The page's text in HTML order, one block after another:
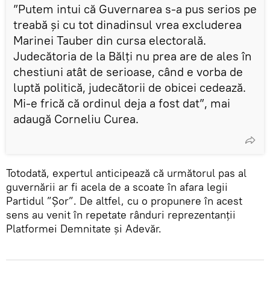
”Putem intui că Guvernarea s-a pus serios pe
treabă și cu tot dinadinsul vrea excluderea
Marinei Tauber din cursa electorală.
Judecătoria de la Bălți nu prea are de ales în
chestiuni atât de serioase, când e vorba de
luptă politică, judecătorii de obicei cedează.
Mi-e frică că ordinul deja a fost dat”, mai
adaugă Corneliu Curea.
Totodată, expertul anticipează că următorul pas al
guvernării ar fi acela de a scoate în afara legii
Partidul ”Șor”. De altfel, cu o propunere în acest
sens au venit în repetate rânduri reprezentanții
Platformei Demnitate și Adevăr.